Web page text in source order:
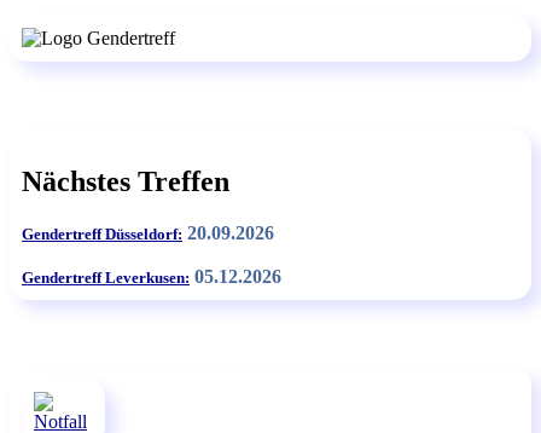
Nächstes Treffen
Gendertreff Düsseldorf: 20.09.2026
Gendertreff Leverkusen: 05.12.2026